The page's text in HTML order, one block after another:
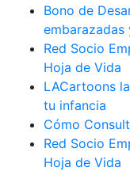
Bono de
embarazadas
Red Socio
Hoja de Vida
LACartoons
tu infancia
Cómo
Red Socio
Hoja de Vida